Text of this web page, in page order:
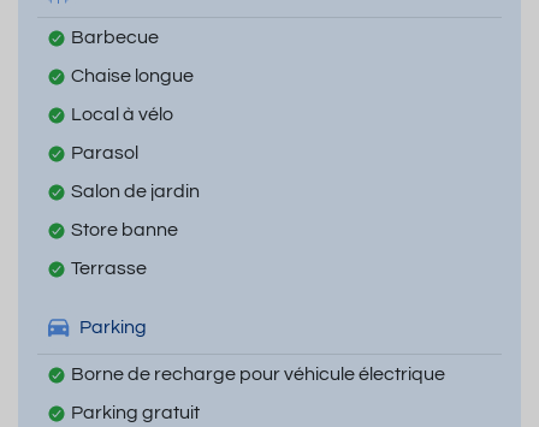
Barbecue
Chaise longue
Local à vélo
Parasol
Salon de jardin
Store banne
Terrasse
Parking
Borne de recharge pour véhicule électrique
Parking gratuit